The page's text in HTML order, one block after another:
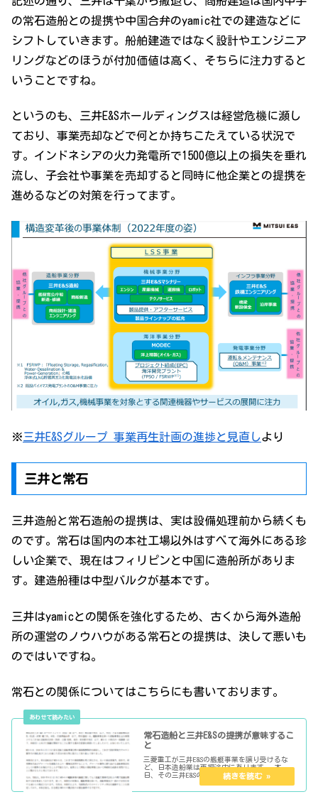
の常石造船との提携や中国合弁のyamic社での建造などに
シフトしていきます。船舶建造ではなく設計やエンジニア
リングなどのほうが付加価値は高く、そちらに注力すると
いうことですね。
というのも、三井E&Sホールディングスは経営危機に瀕し
ており、事業売却などで何とか持ちこたえている状況で
す。インドネシアの火力発電所で1500億以上の損失を垂れ
流し、子会社や事業を売却すると同時に他企業との提携を
進めるなどの対策を行ってます。
※三井E&Sグループ 事業再生計画の進捗と見直しより
三井と常石
三井造船と常石造船の提携は、実は設備処理前から続くも
のです。常石は国内の本社工場以外はすべて海外にある珍
しい企業で、現在はフィリピンと中国に造船所がありま
す。建造船種は中型バルクが基本です。
三井はyamicとの関係を強化するため、古くから海外造船
所の運営のノウハウがある常石との提携は、決して悪いも
のではいですね。
常石との関係についてはこちらにも書いております。
常石造船と三井E&Sの提携が意味するこ
と
三菱重工が三井E&Sの艦艇事業を譲り受けるな
ど、日本造船業は再編途中にあります。 本
日、その三井E&Sの造船部門である三井E&S造船
た。 以下、提携についてみていきたいと思い